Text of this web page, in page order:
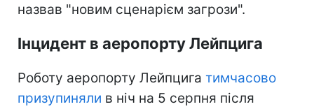
назвав "новим сценарієм загрози".
Інцидент в аеропорту Лейпцига
Роботу аеропорту Лейпцига тимчасово
призупиняли в ніч на 5 серпня після